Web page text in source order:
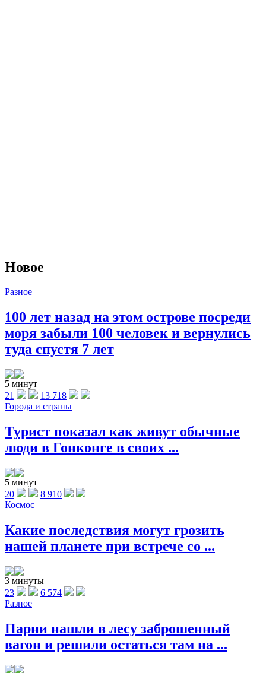
Новое
Разное
100 лет назад на этом острове посреди
моря забыли 100 человек и вернулись
туда спустя 7 лет
5 минут
21
13 718
Города и страны
Турист показал как живут обычные
люди в Гонконге в своих ...
5 минут
20
8 910
Космос
Какие последствия могут грозить
нашей планете при встрече со ...
3 минуты
23
6 574
Разное
Парни нашли в лесу заброшенный
вагон и решили остаться там на ...